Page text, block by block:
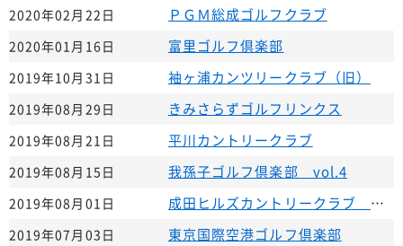
2020年02月22日 ＰＧＭ総成ゴルフクラブ
2020年01月16日 富里ゴルフ倶楽部
2019年10月31日 袖ヶ浦カンツリークラブ（旧）
2019年08月29日 きみさらずゴルフリンクス
2019年08月21日 平川カントリークラブ
2019年08月15日 我孫子ゴルフ倶楽部 vol.4
2019年08月01日 成田ヒルズカントリークラブ ｖｏｌ．2
2019年07月03日 東京国際空港ゴルフ倶楽部